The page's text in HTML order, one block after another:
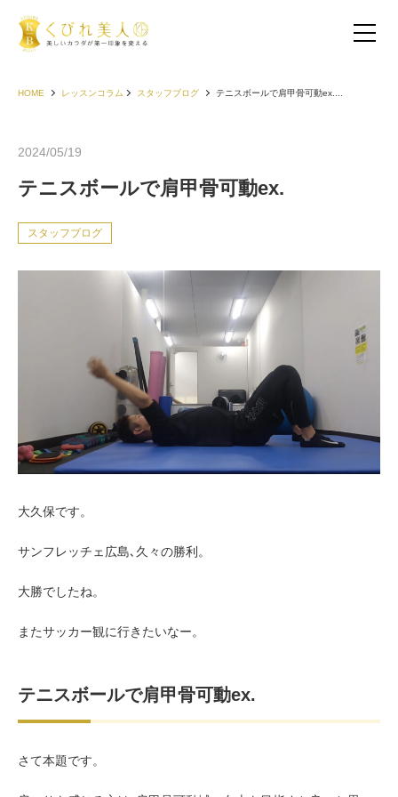
お客様の声（30代以下）
お客様の声（40代）
お客様の声（50代以上）
お客様の声（男性）
HOME レッスンコラム スタッフブログ テニスボールで肩甲骨可動ex....
2024/05/19
テニスボールで肩甲骨可動ex.
スタッフブログ
大久保です。
サンフレッチェ広島､久々の勝利。
大勝でしたね。
またサッカー観に行きたいなー。
テニスボールで肩甲骨可動ex.
さて本題です。